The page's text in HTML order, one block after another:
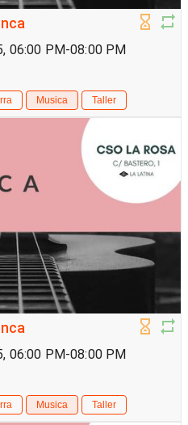
06:00 PM-08:00 PM
Musica Taller
06:00 PM-08:00 PM
Musica Taller